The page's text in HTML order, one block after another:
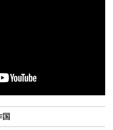
国